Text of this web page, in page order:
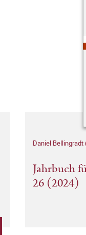
Daniel Bellingradt
Jahrbuch
26 (2024)